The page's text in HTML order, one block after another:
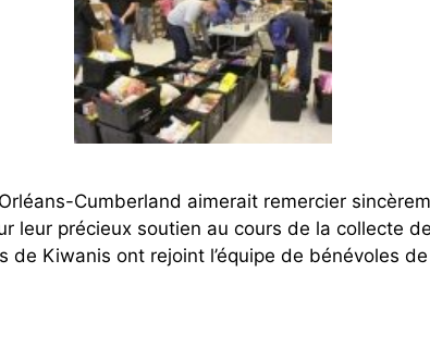
Cumberland aimerait remercier
leur précieux soutien au cours de la collecte
de Kiwanis ont rejoint l’équipe de bénévoles